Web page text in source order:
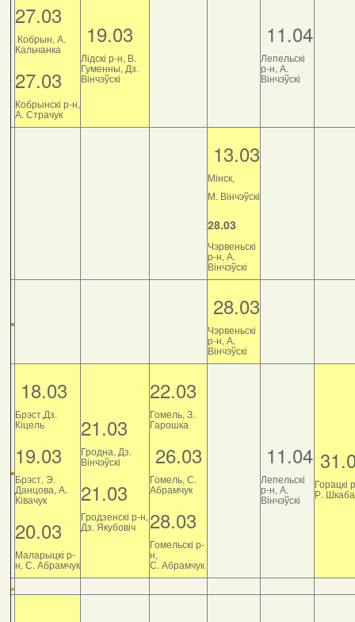
27.03
Кобрын, А.
Кальчанка
27.03
Кобрынскі р-н,
А. Страчук
19.03
Лідскі р-н, В.
Гуменны, Дз.
Вінчэўскі
11.04
Лепельскі
р-н, А.
Вінчэўскі
13.03
Мінск,
М. Вінчэўскі
28.03
Чэрвеньскі
р-н, А.
Вінчэўскі
28.03
Чэрвеньскі
р-н, А.
Вінчэўскі
18.03
Брэст,Дз.
Кіцель
19.03
Брэст, Э.
Данцова, А.
Ківачук
20.03
Маларыцкі р-
н, С. Абрамчук
21.03
Гродна, Дз.
Вінчэўскі
21.03
Гродзенскі р-н,
Дз. Якубовіч
22.03
Гомель, З.
Гарошка
26.03
Гомель, С.
Абрамчук
28.03
Гомельскі р-
н,
С. Абрамчук
11.04
Лепельскі
р-н, А.
Вінчэўскі
Горацкі
Р.